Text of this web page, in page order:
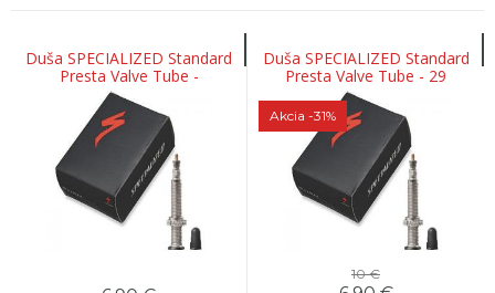
Duša SPECIALIZED Standard
Presta Valve Tube -
27.5/650B
Duša SPECIALIZED Standard
Presta Valve Tube - 29
Akcia -31%
10 €